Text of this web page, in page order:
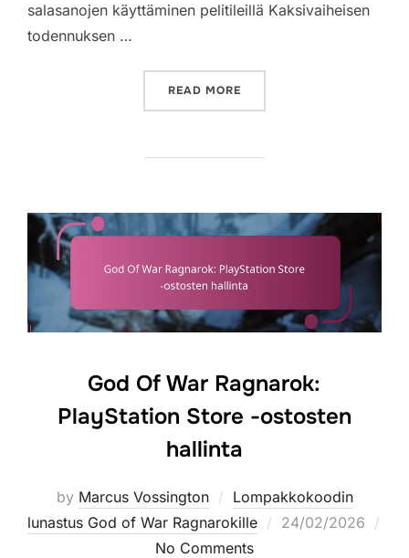
salasanojen käyttäminen pelitileillä Kaksivaiheisen
todennuksen …
READ MORE
God Of War Ragnarok:
PlayStation Store -ostosten
hallinta
by Marcus Vossington
Lompakkokoodin
lunastus God of War Ragnarokille
Posted
24/02/2026
No Comments